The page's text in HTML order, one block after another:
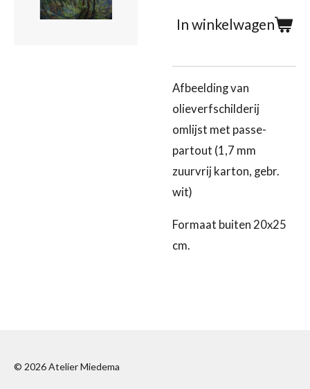
In winkelwagen
Afbeelding van
olieverfschilderij
omlijst met passe-
partout (1,7 mm
zuurvrij karton, gebr.
wit)
Formaat buiten 20x25
cm.
© 2026 Atelier Miedema